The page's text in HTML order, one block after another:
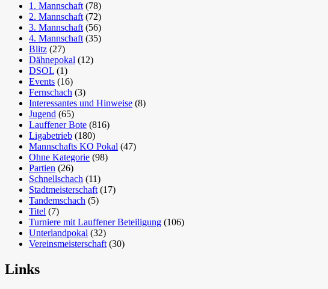
1. Mannschaft (78)
2. Mannschaft (72)
3. Mannschaft (56)
4. Mannschaft (35)
Blitz (27)
Dähnepokal (12)
DSOL (1)
Events (16)
Fernschach (3)
Interessantes und Hinweise (8)
Jugend (65)
Lauffener Bote (816)
Ligabetrieb (180)
Mannschafts KO Pokal (47)
Ohne Kategorie (98)
Partien (26)
Schnellschach (11)
Stadtmeisterschaft (17)
Tandemschach (5)
Titel (7)
Turniere mit Lauffener Beteiligung (106)
Unterlandpokal (32)
Vereinsmeisterschaft (30)
Links